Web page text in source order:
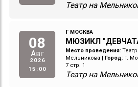
Театр на
08
Авг
2026
15:00
Г МОСКВА
МЮЗИКЛ
Место проведения:
Мельникова
Город: г.
7 стр. 1
Театр на